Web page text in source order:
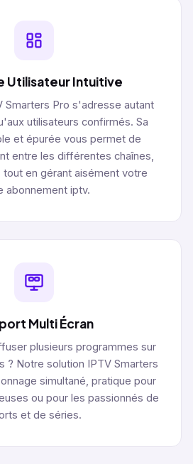
Utilisateur Intuitive
Smarters Pro s'adresse autant
utilisateurs confirmés. Sa
et épurée vous permet de
entre les différentes chaînes,
tout en gérant aisément votre
abonnement iptv.
Multi Écran
plusieurs programmes sur
? Notre solution IPTV Smarters
simultané, pratique pour
ou pour les passionnés de
et de séries.